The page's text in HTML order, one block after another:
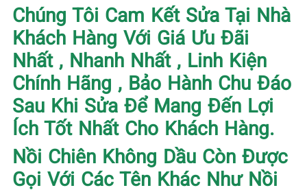
Chúng Tôi Cam Kết Sửa Tại Nhà
Khách Hàng Với Giá Ưu Đãi
Nhất , Nhanh Nhất , Linh Kiện
Chính Hãng , Bảo Hành Chu Đáo
Sau Khi Sửa Để Mang Đến Lợi
Ích Tốt Nhất Cho Khách Hàng.
Nồi Chiên Không Dầu Còn Được
Gọi Với Các Tên Khác Như Nồi